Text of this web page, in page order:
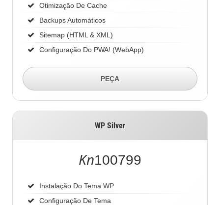
Otimização De Cache
Backups Automáticos
Sitemap (HTML & XML)
Configuração Do PWA! (WebApp)
PEÇA
WP Silver
Kn100799
Instalação Do Tema WP
Configuração De Tema